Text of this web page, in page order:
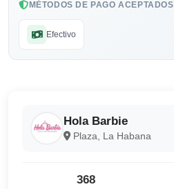
MÉTODOS DE PAGO ACEPTADOS
Efectivo
Hola Barbie
Plaza, La Habana
368